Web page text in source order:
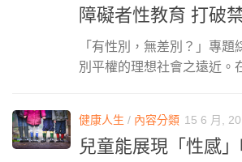
障礙者性教育 打破
「有性別，無差別？」專題
別平權的理想社會之遠近。
健康人生 / 內容分類 15 6 月,
兒童能展現「性感